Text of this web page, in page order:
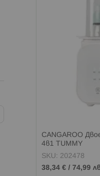
CANGAROO
4в1 TUMMY
SKU: 202478
38,34 € / 74,99